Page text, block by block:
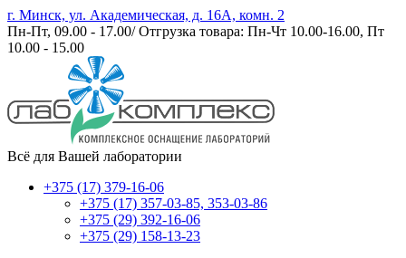
г. Минск, ул. Академическая, д. 16А, комн. 2
Пн-Пт, 09.00 - 17.00/ Отгрузка товара: Пн-Чт 10.00-16.00, Пт
10.00 - 15.00
Всё для Вашей лаборатории
+375 (17) 379-16-06
+375 (17) 357-03-85, 353-03-86
+375 (29) 392-16-06
+375 (29) 158-13-23